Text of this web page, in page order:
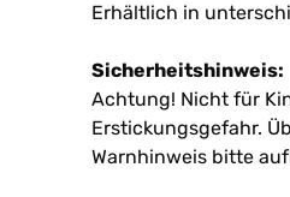
Erhältlich in
Sicherheitshinweis:
Achtung! Nicht für
Erstickungsgefahr.
Warnhinweis bitte